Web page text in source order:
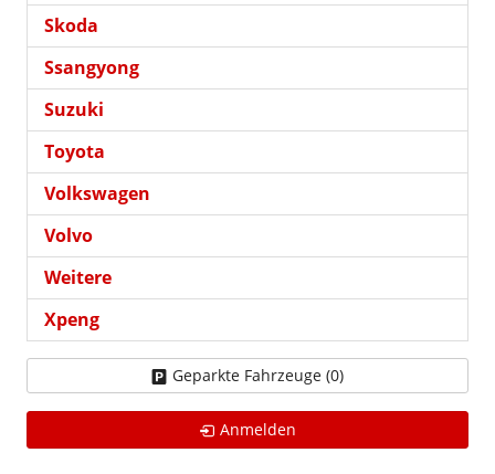
Skoda
Ssangyong
Suzuki
Toyota
Volkswagen
Volvo
Weitere
Xpeng
Geparkte Fahrzeuge (0)
Anmelden